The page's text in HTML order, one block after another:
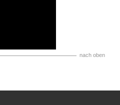
nach oben